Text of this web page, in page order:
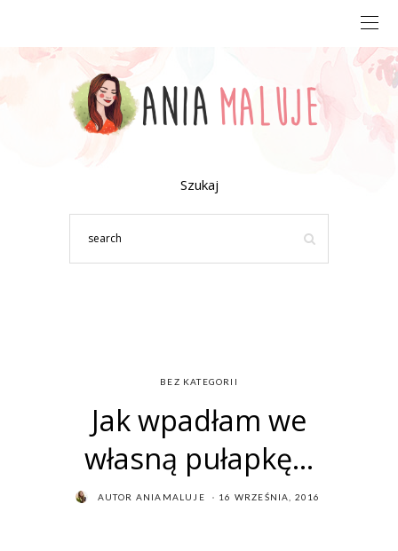
Szukaj
BEZ KATEGORII
Jak wpadłam we
własną pułapkę…
AUTOR ANIAMALUJE
POSTED
16 WRZEŚNIA, 2016